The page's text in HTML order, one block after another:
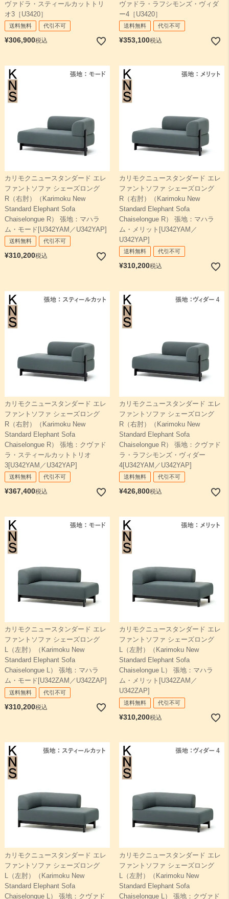
ヴァドラ・スティールカットトリ
オ3［U3420］
送料無料 代引不可
¥306,900税込
ヴァドラ・ラフシモンズ・ヴィダ
ー4［U3420］
送料無料 代引不可
¥353,100税込
カリモクニュースタンダード エレ
ファントソファ シェーズロング
R（右肘）（Karimoku New
Standard Elephant Sofa
Chaiselongue R） 張地：マハラ
ム・モード[U342YAM／U342YAP]
送料無料 代引不可
¥310,200税込
カリモクニュースタンダード エレ
ファントソファ シェーズロング
R（右肘）（Karimoku New
Standard Elephant Sofa
Chaiselongue R） 張地：マハラ
ム・メリット[U342YAM／
U342YAP]
送料無料 代引不可
¥310,200税込
カリモクニュースタンダード エレ
ファントソファ シェーズロング
R（右肘）（Karimoku New
Standard Elephant Sofa
Chaiselongue R） 張地：クヴァド
ラ・スティールカットトリオ
3[U342YAM／U342YAP]
送料無料 代引不可
¥367,400税込
カリモクニュースタンダード エレ
ファントソファ シェーズロング
R（右肘）（Karimoku New
Standard Elephant Sofa
Chaiselongue R） 張地：クヴァド
ラ・ラフシモンズ・ヴィダー
4[U342YAM／U342YAP]
送料無料 代引不可
¥426,800税込
カリモクニュースタンダード エレ
ファントソファ シェーズロング
L（左肘）（Karimoku New
Standard Elephant Sofa
Chaiselongue L） 張地：マハラ
ム・モード[U342ZAM／U342ZAP]
送料無料 代引不可
¥310,200税込
カリモクニュースタンダード エレ
ファントソファ シェーズロング
L（左肘）（Karimoku New
Standard Elephant Sofa
Chaiselongue L） 張地：マハラ
ム・メリット[U342ZAM／
U342ZAP]
送料無料 代引不可
¥310,200税込
カリモクニュースタンダード エレ
ファントソファ シェーズロング
L（左肘）（Karimoku New
Standard Elephant Sofa
Chaiselongue L） 張地：クヴァド
カリモクニュースタンダード エレ
ファントソファ シェーズロング
L（左肘）（Karimoku New
Standard Elephant Sofa
Chaiselongue L） 張地：クヴァド